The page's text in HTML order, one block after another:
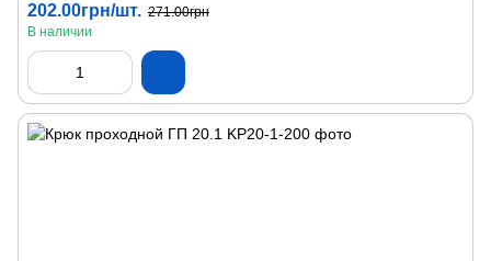
202.00грн/шт. 271.00грн
В наличии